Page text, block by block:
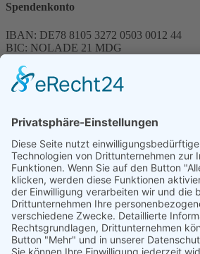
Spendenkonto
IBAN: DE78 8105 3272 0503 0012 44
BIC: NOLADE 21 MDG
Spenden können steuerlich abgesetzt werden
Förderung
© 1987 – 2025
Storchenhof Loburg e.V.
Alle Rechte vorbehalten.
Cookie-Einstellungen
Navigation überspringen